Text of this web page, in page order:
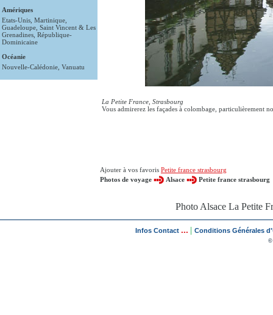
Amériques
Etats-Unis Martinique
Guadeloupe Saint Vincent & Les
Grenadines République-
Dominicaine
Océanie
Nouvelle-Calédonie Vanuatu
La Petite France, Strasbourg
Vous admirerez les façades à colombage, particulièrement
Ajouter à vos favoris Petite france strasbourg
Photos de voyage
Alsace Petite france strasbourg
Photo Alsace La Petite
Infos Contact ... Conditions Générales
©